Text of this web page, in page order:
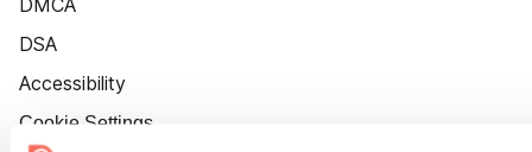
DMCA
DSA
Accessibility
Cookie Settings